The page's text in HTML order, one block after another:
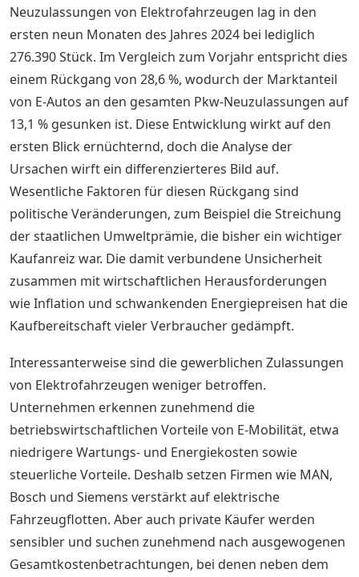
Neuzulassungen von Elektrofahrzeugen lag in den
ersten neun Monaten des Jahres 2024 bei lediglich
276.390 Stück. Im Vergleich zum Vorjahr entspricht dies
einem Rückgang von 28,6 %, wodurch der Marktanteil
von E-Autos an den gesamten Pkw-Neuzulassungen auf
13,1 % gesunken ist. Diese Entwicklung wirkt auf den
ersten Blick ernüchternd, doch die Analyse der
Ursachen wirft ein differenzierteres Bild auf.
Wesentliche Faktoren für diesen Rückgang sind
politische Veränderungen, zum Beispiel die Streichung
der staatlichen Umweltprämie, die bisher ein wichtiger
Kaufanreiz war. Die damit verbundene Unsicherheit
zusammen mit wirtschaftlichen Herausforderungen
wie Inflation und schwankenden Energiepreisen hat die
Kaufbereitschaft vieler Verbraucher gedämpft.
Interessanterweise sind die gewerblichen Zulassungen
von Elektrofahrzeugen weniger betroffen.
Unternehmen erkennen zunehmend die
betriebswirtschaftlichen Vorteile von E-Mobilität, etwa
niedrigere Wartungs- und Energiekosten sowie
steuerliche Vorteile. Deshalb setzen Firmen wie MAN,
Bosch und Siemens verstärkt auf elektrische
Fahrzeugflotten. Aber auch private Käufer werden
sensibler und suchen zunehmend nach ausgewogenen
Gesamtkostenbetrachtungen, bei denen neben dem